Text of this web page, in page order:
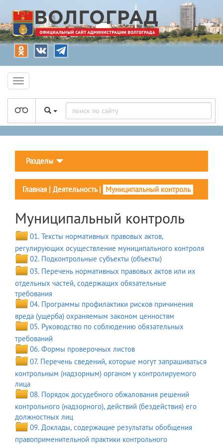
Разделы
Главная | Деятельность| Муниципальный контроль
Муниципальный контроль
01. Тексты нормативных правовых актов,
регулирующих осуществление муниципального контроля
02. Подконтрольные субъекты (объекты)
03. Перечень нормативных правовых актов или их
отдельных частей, содержащих обязательные
требования
04. Программы профилактики рисков причинения
вреда (ущерба) охраняемым законом ценностям
05. Руководство по соблюдению обязательных
требований
06. Формы проверочных листов
07. Перечень сведений, которые могут запрашиваться
контрольным (надзорным) органом у контролируемого
лица
08. Порядок досудебного обжалования решений
контрольного (надзорного), действий (бездействия) его
должностных лиц
09. Доклады, содержащие результаты обобщения
правоприменительной практики контрольного